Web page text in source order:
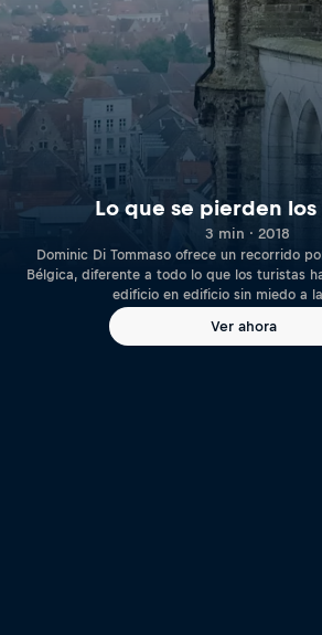
Lo que se pierden
3 min · 2018
Dominic Di Tommaso ofrece un recorrido
Bélgica, diferente a todo lo que los turistas
edificio en edificio sin miedo a
Ver ahora